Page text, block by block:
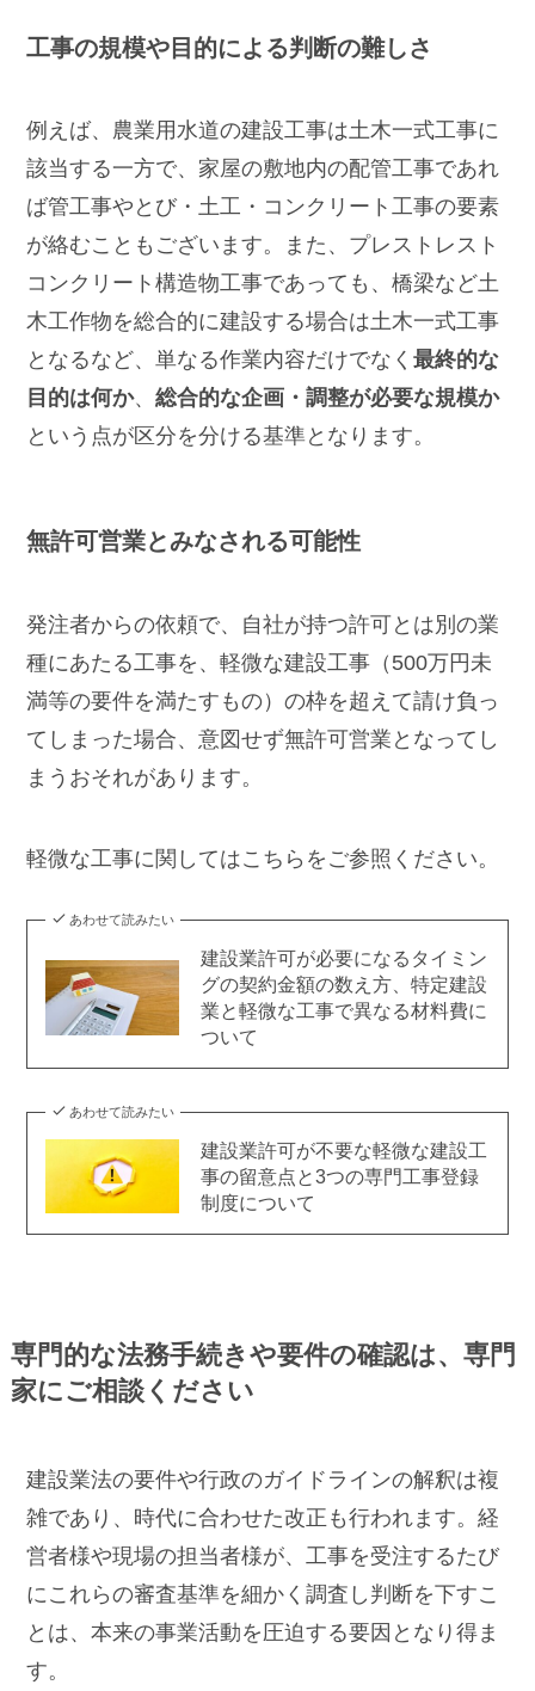
工事の規模や目的による判断の難しさ
例えば、農業用水道の建設工事は土木一式工事に
該当する一方で、家屋の敷地内の配管工事であれ
ば管工事やとび・土工・コンクリート工事の要素
が絡むこともございます。また、プレストレスト
コンクリート構造物工事であっても、橋梁など土
木工作物を総合的に建設する場合は土木一式工事
となるなど、単なる作業内容だけでなく最終的な
目的は何か、総合的な企画・調整が必要な規模か
という点が区分を分ける基準となります。
無許可営業とみなされる可能性
発注者からの依頼で、自社が持つ許可とは別の業
種にあたる工事を、軽微な建設工事（500万円未
満等の要件を満たすもの）の枠を超えて請け負っ
てしまった場合、意図せず無許可営業となってし
まうおそれがあります。
軽微な工事に関してはこちらをご参照ください。
あわせて読みたい
建設業許可が必要になるタイミン
グの契約金額の数え方、特定建設
業と軽微な工事で異なる材料費に
ついて
あわせて読みたい
建設業許可が不要な軽微な建設工
事の留意点と3つの専門工事登録
制度について
専門的な法務手続きや要件の確認は、専門
家にご相談ください
建設業法の要件や行政のガイドラインの解釈は複
雑であり、時代に合わせた改正も行われます。経
営者様や現場の担当者様が、工事を受注するたび
にこれらの審査基準を細かく調査し判断を下すこ
とは、本来の事業活動を圧迫する要因となり得ま
す。